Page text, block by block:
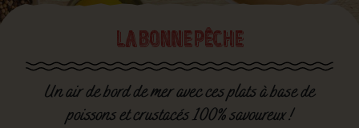
LA BONNE PÊCHE
Un air de bord de mer avec ces plats à base de
poissons et crustacés 100% savoureux !